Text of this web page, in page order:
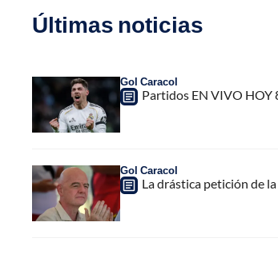
Últimas noticias
Gol Caracol
Partidos EN VIVO HOY
Gol Caracol
La drástica petición de